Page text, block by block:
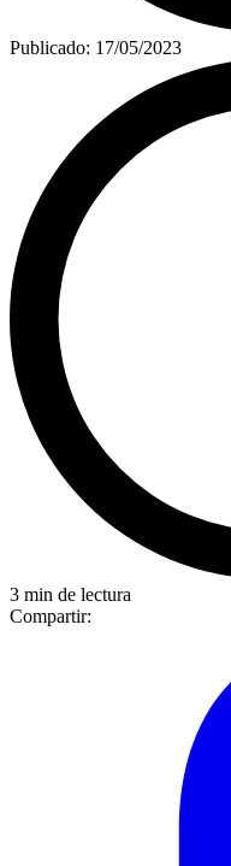
Publicado: 17/05/2023
3 min de lectura
Compartir: